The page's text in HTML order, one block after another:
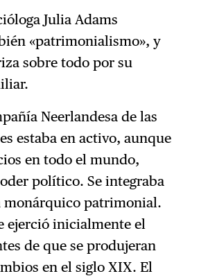
Julia Adams
«patrimonialismo», y
sobre todo por su
Neerlandesa de las
estaba en activo, aunque
en todo el mundo,
político. Se integraba
monárquico patrimonial.
ejerció inicialmente el
de que se produjeran
en el siglo XIX. El